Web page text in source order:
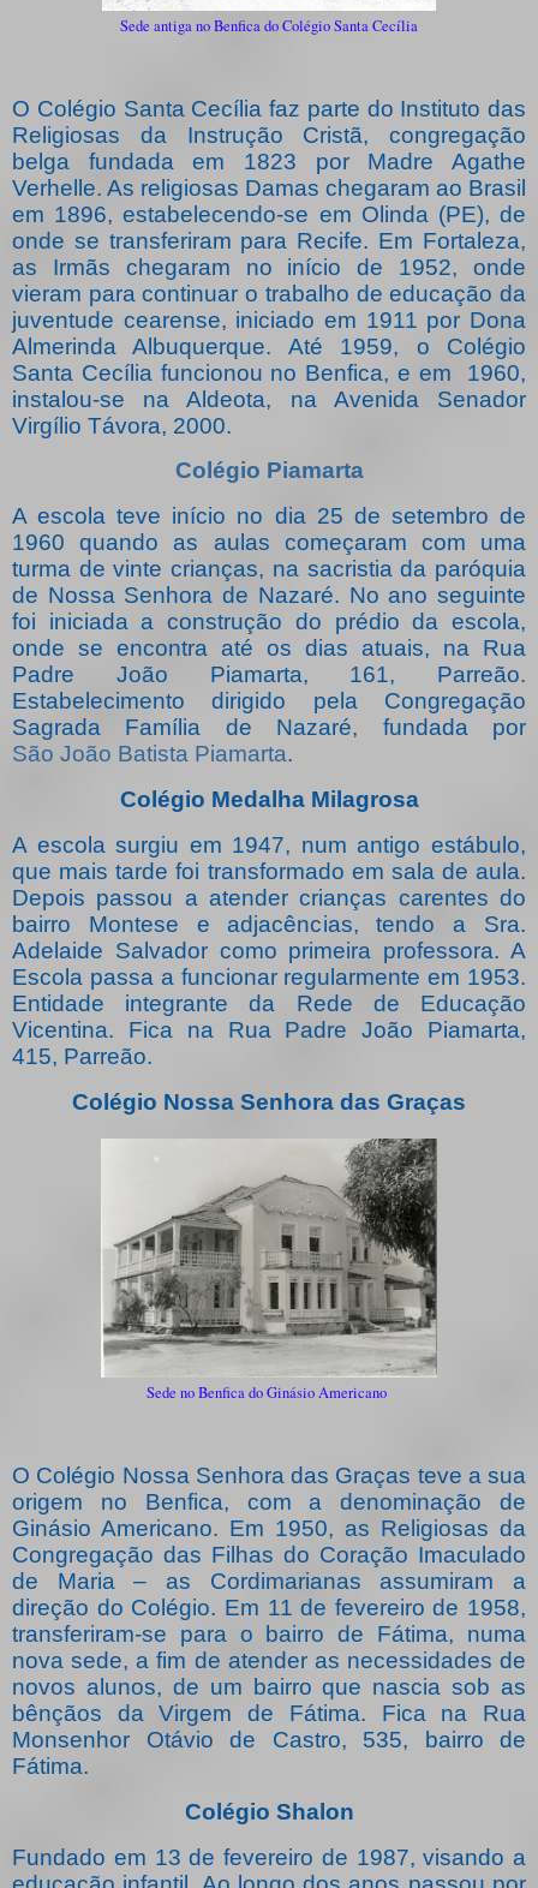
Sede antiga no Benfica do Colégio Santa Cecília
O Colégio Santa Cecília faz parte do Instituto das
Religiosas da Instrução Cristã, congregação
belga fundada em 1823 por Madre Agathe
Verhelle. As religiosas Damas chegaram ao Brasil
em 1896, estabelecendo-se em Olinda (PE), de
onde se transferiram para Recife. Em Fortaleza,
as Irmãs chegaram no início de 1952, onde
vieram para continuar o trabalho de educação da
juventude cearense, iniciado em 1911 por Dona
Almerinda Albuquerque. Até 1959, o Colégio
Santa Cecília funcionou no Benfica, e em 1960,
instalou-se na Aldeota, na Avenida Senador
Virgílio Távora, 2000.
Colégio Piamarta
A escola teve início no dia 25 de setembro de
1960 quando as aulas começaram com uma
turma de vinte crianças, na sacristia da paróquia
de Nossa Senhora de Nazaré. No ano seguinte
foi iniciada a construção do prédio da escola,
onde se encontra até os dias atuais, na Rua
Padre João Piamarta, 161, Parreão.
Estabelecimento dirigido pela Congregação
Sagrada Família de Nazaré, fundada por
São João Batista Piamarta.
Colégio Medalha Milagrosa
A escola surgiu em 1947, num antigo estábulo,
que mais tarde foi transformado em sala de aula.
Depois passou a atender crianças carentes do
bairro Montese e adjacências, tendo a Sra.
Adelaide Salvador como primeira professora. A
Escola passa a funcionar regularmente em 1953.
Entidade integrante da Rede de Educação
Vicentina. Fica na Rua Padre João Piamarta,
415, Parreão.
Colégio Nossa Senhora das Graças
Sede no Benfica do Ginásio Americano
O Colégio Nossa Senhora das Graças teve a sua
origem no Benfica, com a denominação de
Ginásio Americano. Em 1950, as Religiosas da
Congregação das Filhas do Coração Imaculado
de Maria – as Cordimarianas assumiram a
direção do Colégio. Em 11 de fevereiro de 1958,
transferiram-se para o bairro de Fátima, numa
nova sede, a fim de atender as necessidades de
novos alunos, de um bairro que nascia sob as
bênçãos da Virgem de Fátima. Fica na Rua
Monsenhor Otávio de Castro, 535, bairro de
Fátima.
Colégio Shalon
Fundado em 13 de fevereiro de 1987, visando a